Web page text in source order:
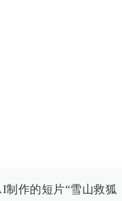
制作的短片“雪山救狐